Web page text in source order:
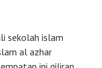
sekolah islam
al azhar